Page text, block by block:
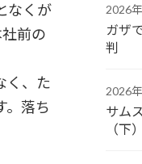
なくが
前の
く、た
。落ち
2026
ガザ
判
2026
サム
（下）